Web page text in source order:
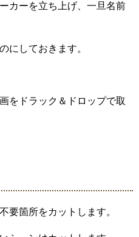
カーを立ち上げ、一旦名前
にしておきます。
をドラック＆ドロップで取
要箇所をカットします。